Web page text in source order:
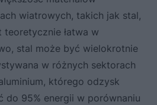
wiatrowych, takich jak stal,
teoretycznie łatwa w
stal może być wielokrotnie
w różnych sektorach
którego odzysk
do 95% energii w porównaniu